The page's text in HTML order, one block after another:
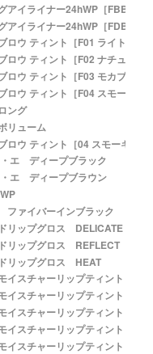
イライナー24hWP［FBB ブラ
イライナー24hWP［FDB ディ
ウ ティント［F01 ライトブラ
ウ ティント［F02 ナチュラル
ウ ティント［F03 モカブラウ
ウ ティント［F04 スモーキー
ング
リューム
ウ ティント［04 スモーキーブ
エ ディープブラック
エ ディープブラウン
ァイバーインブラック
リップグロス DELICATE
リップグロス REFLECT
リップグロス HEAT
イスチャーリップティント
イスチャーリップティント
イスチャーリップティント
イスチャーリップティント
イスチャーリップティント